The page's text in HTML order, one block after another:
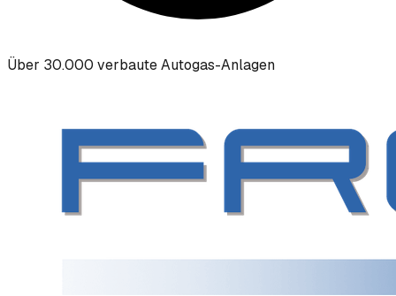
Über 30.000 verbaute Autogas-Anlagen